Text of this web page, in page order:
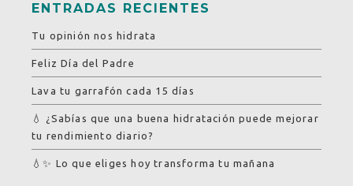
ENTRADAS RECIENTES
Tu opinión nos hidrata
Feliz Día del Padre
Lava tu garrafón cada 15 días
💧 ¿Sabías que una buena hidratación puede mejorar
tu rendimiento diario?
💧✨ Lo que eliges hoy transforma tu mañana